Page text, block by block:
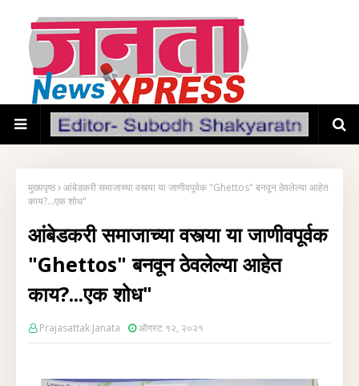
मुख्यपृष्ठ आंबेडकरी समाजाच्या वस्त्या या जाणीवपूर्वक "Ghettos" बनवून ठेवलेल्या आहेत
काय?...एक शोध"
आंबेडकरी समाजाच्या वस्त्या या जाणीवपूर्वक
"Ghettos" बनवून ठेवलेल्या आहेत
काय?...एक शोध"
Prajasattak Janata ऑगस्ट १२, २०२१